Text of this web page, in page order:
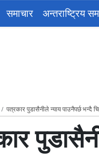
समाचार अन्तराष्ट्रिय
/ पत्रकार पुडासैनीले न्याय पाउनैपर्छ भन्दै